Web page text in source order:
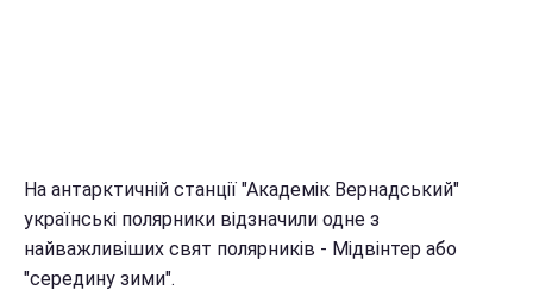
На антарктичній станції "Академік Вернадський"
українські полярники відзначили одне з
найважливіших свят полярників - Мідвінтер або
"середину зими".